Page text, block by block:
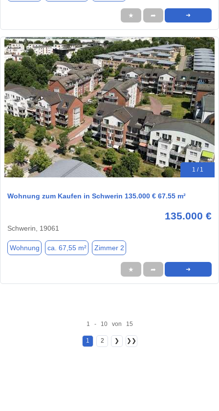
★ ➦ ➜
1 / 1
Wohnung zum Kaufen in Schwerin 135.000 € 67.55 m²
135.000 €
Schwerin, 19061
Wohnung ca. 67,55 m² Zimmer 2
★ ➦ ➜
1 - 10 von 15
1 2 ❯ ❯❯